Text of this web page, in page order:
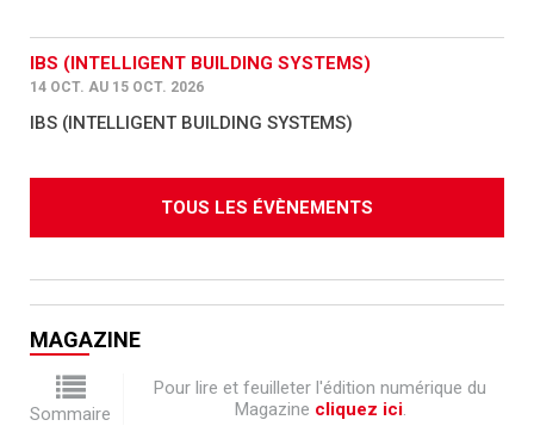
IBS (INTELLIGENT BUILDING SYSTEMS)
14 OCT. AU 15 OCT. 2026
IBS (INTELLIGENT BUILDING SYSTEMS)
TOUS LES ÉVÈNEMENTS
MAGAZINE
Sommaire
Pour lire et feuilleter l'édition numérique du
Magazine cliquez ici.